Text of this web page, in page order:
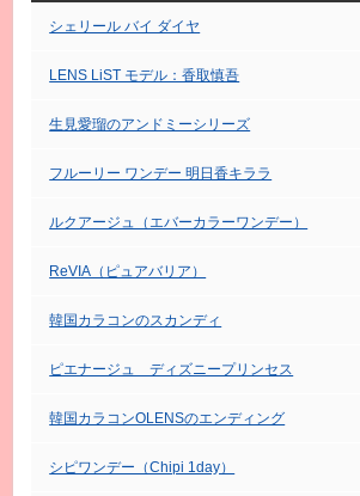
シェリール バイ ダイヤ
LENS LiST モデル：香取慎吾
生見愛瑠のアンドミーシリーズ
フルーリー ワンデー 明日香キララ
ルクアージュ（エバーカラーワンデー）
ReVIA（ピュアバリア）
韓国カラコンのスカンディ
ピエナージュ ディズニープリンセス
韓国カラコンOLENSのエンディング
シピワンデー（Chipi 1day）